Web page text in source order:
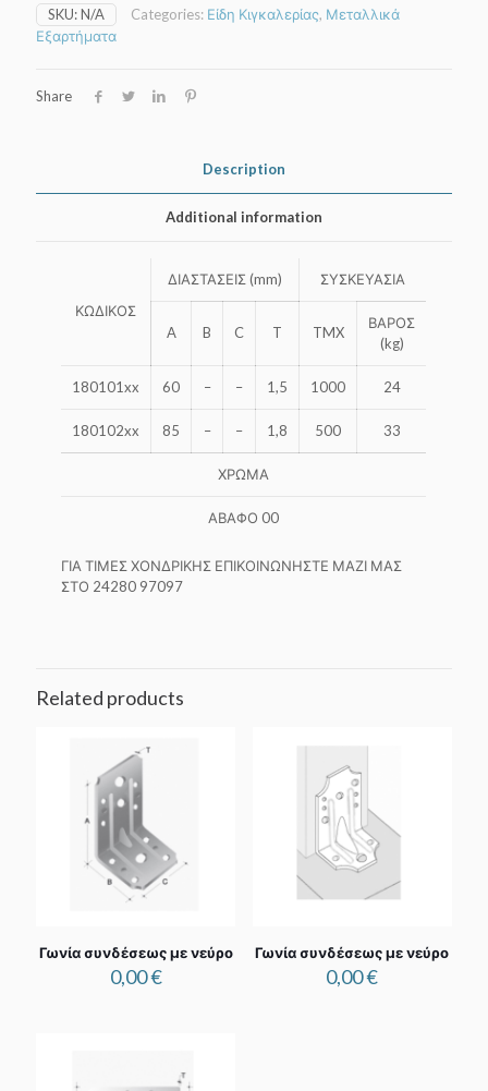
SKU:N/A Categories: Είδη Κιγκαλερίας, Μεταλλικά
Εξαρτήματα
Share
Description
Additional information
ΚΩΔΙΚΟΣ
ΔΙΑΣΤΑΣΕΙΣ (mm) ΣΥΣΚΕΥΑΣΙΑ
A B C T TMX
ΒΑΡΟΣ
(kg)
180101xx 60 – – 1,5 1000 24
180102xx 85 – – 1,8 500 33
ΧΡΩΜΑ
ΑΒΑΦΟ 00
ΓΙΑ ΤΙΜΕΣ ΧΟΝΔΡΙΚΗΣ ΕΠΙΚΟΙΝΩΝΗΣΤΕ ΜΑΖΙ ΜΑΣ
ΣΤΟ 24280 97097
Related products
Γωνία συνδέσεως με νεύρο
0,00€
Γωνία συνδέσεως με νεύρο
0,00€